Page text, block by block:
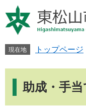
ー
ジ
で
ニ
ュ
ば
現在地 トップページ
助成・手